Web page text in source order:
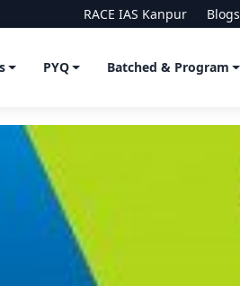
RACE IAS Kanpur Blogs
PYQ Batched & Program